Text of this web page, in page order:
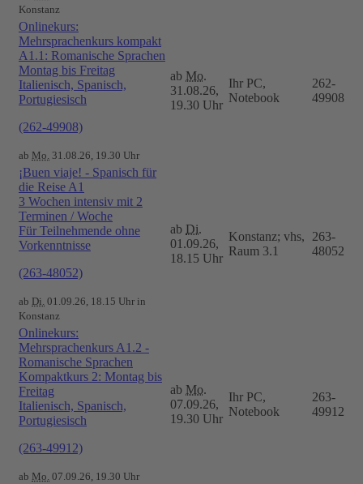
Konstanz
Onlinekurs:
Mehrsprachenkurs kompakt
A1.1: Romanische Sprachen
Montag bis Freitag
Italienisch, Spanisch,
Portugiesisch
(262-49908)
ab Mo. 31.08.26, 19.30 Uhr
ab Mo.
31.08.26,
19.30 Uhr
Ihr PC,
Notebook
262-
49908
¡Buen viaje! - Spanisch für
die Reise A1
3 Wochen intensiv mit 2
Terminen / Woche
Für Teilnehmende ohne
Vorkenntnisse
(263-48052)
ab Di. 01.09.26, 18.15 Uhr in
Konstanz
ab Di.
01.09.26,
18.15 Uhr
Konstanz; vhs,
Raum 3.1
263-
48052
Onlinekurs:
Mehrsprachenkurs A1.2 -
Romanische Sprachen
Kompaktkurs 2: Montag bis
Freitag
Italienisch, Spanisch,
Portugiesisch
(263-49912)
ab Mo. 07.09.26, 19.30 Uhr
ab Mo.
07.09.26,
19.30 Uhr
Ihr PC,
Notebook
263-
49912